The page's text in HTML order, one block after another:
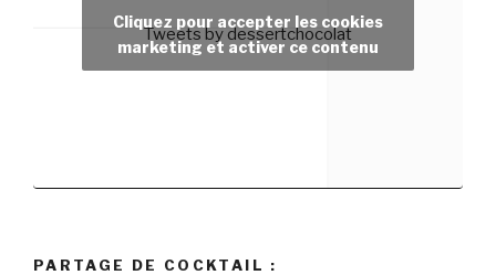
Tweets by dessertchocolat
Cliquez pour accepter les cookies
marketing et activer ce contenu
PARTAGE DE COCKTAIL :